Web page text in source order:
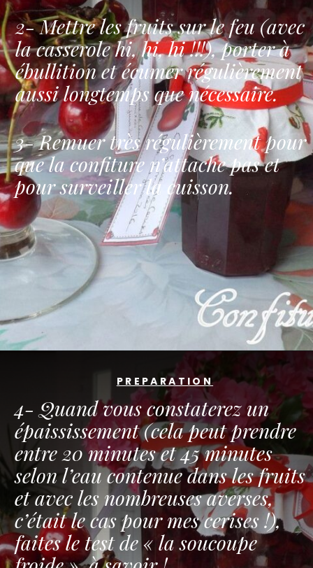
2- Mettre les fruits sur le feu (avec
la casserole hi, hi, hi !!!), porter à
ébullition et écumer régulièrement
aussi longtemps que nécessaire.
3- Remuer très régulièrement pour
que la confiture n’attache pas et
pour surveiller la cuisson.
PREPARATION
4- Quand vous constaterez un
épaississement (cela peut prendre
entre 20 minutes et 45 minutes
selon l’eau contenue dans les fruits
et avec les nombreuses averses,
c’était le cas pour mes cerises !),
faites le test de « la soucoupe